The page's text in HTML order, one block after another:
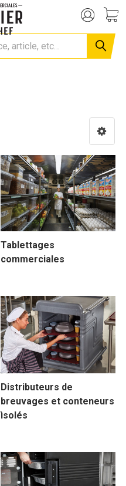
Tablettages
commerciales
Distributeurs de
breuvages et conteneurs
ìsolés